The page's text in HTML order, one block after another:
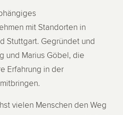
mit Standorten in
Stuttgart. Gegründet und
und Marius Göbel, die
Erfahrung in der
vielen Menschen den Weg